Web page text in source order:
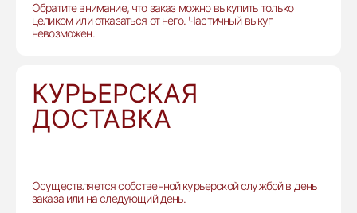
Обратите внимание, что заказ можно выкупить только
целиком или отказаться от него. Частичный выкуп
невозможен.
КУРЬЕРСКАЯ
ДОСТАВКА
Осуществляется собственной курьерской службой в день
заказа или на следующий день.